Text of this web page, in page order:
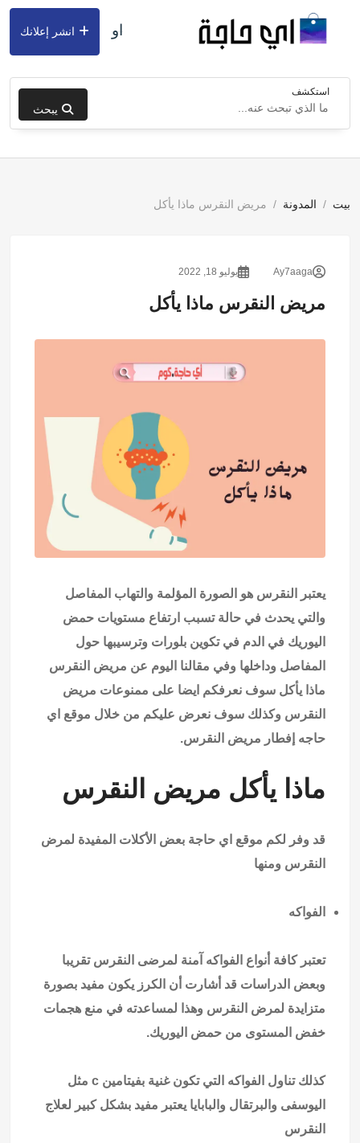
استكشف
يبحث
او انشر إعلانك
بيت المدونة مريض النقرس ماذا يأكل
Ay7aaga يوليو 18, 2022
مريض النقرس ماذا يأكل
يعتبر النقرس هو الصورة المؤلمة والتهاب المفاصل
والتي يحدث في حالة تسبب ارتفاع مستويات حمض
اليوريك في الدم في تكوين بلورات وترسيبها حول
المفاصل وداخلها وفي مقالنا اليوم عن مريض النقرس
ماذا يأكل سوف نعرفكم ايضا على ممنوعات مريض
النقرس وكذلك سوف نعرض عليكم من خلال موقع اي
حاجه إفطار مريض النقرس.
ماذا يأكل مريض النقرس
قد وفر لكم موقع اي حاجة بعض الأكلات المفيدة لمرض
النقرس ومنها
الفواكه
تعتبر كافة أنواع الفواكه آمنة لمرضى النقرس تقريبا
وبعض الدراسات قد أشارت أن الكرز يكون مفيد بصورة
متزايدة لمرض النقرس وهذا لمساعدته في منع هجمات
خفض المستوى من حمض اليوريك.
كذلك تناول الفواكه التي تكون غنية بفيتامين c مثل
اليوسفى والبرتقال والبابايا يعتبر مفيد بشكل كبير لعلاج
النقرس